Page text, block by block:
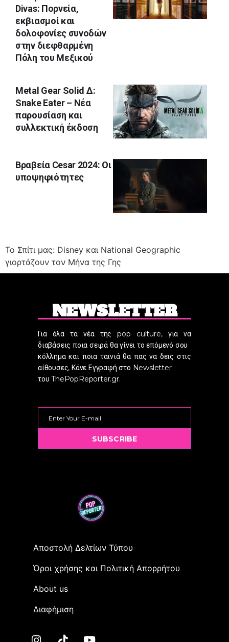
Divas: Πορνεία,
εκβιασμοί και
δολοφονίες συνοδών
στην διεφθαρμένη
Πόλη του Μεξικού
Metal Gear Solid Δ:
Snake Eater – Νέα
παρουσίαση και
συλλεκτική έκδοση
Βραβεία Cesar 2024: Οι
υποψηφιότητες
Το Σπίτι μας: Disney και National Geographic
γιορτάζουν τον Μήνα της Γης
NEWSLETTER
Για όλα τα νέα της pop culture, για να
διαβάσεις ποια σειρά θα γίνει το επόμενό σου
κόλλημα και ποια ταινιά θα πας να δεις στις
αίθουσες, Κάνε Εγγραφή στο Newsletter
του ThePopReporter.gr.
SUBSCRIBE
Αποστολή Δελτίων Τύπου
Όροι χρήσης και Πολιτική Απορρήτου
Αbout us
Διαφήμιση